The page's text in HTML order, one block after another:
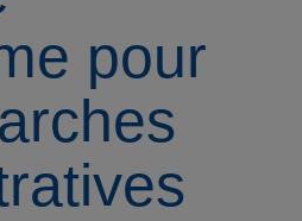
pour